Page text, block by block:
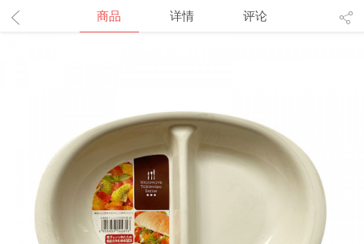
商品 详情 评论